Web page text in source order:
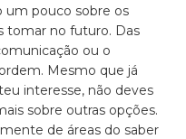
um pouco sobre os
tomar no futuro. Das
ou o
Mesmo que já
interesse, não deves
sobre outras opções.
de áreas do saber